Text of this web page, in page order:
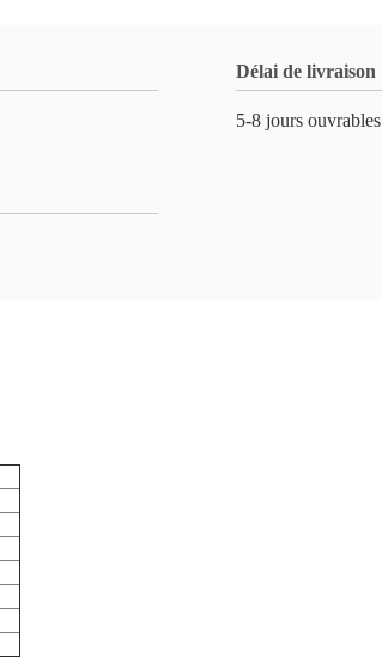
Délai de livraison
5-8 jours ouvrables